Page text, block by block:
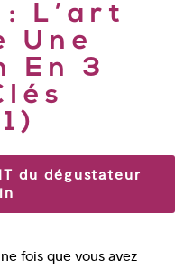
L’art
Une
En 3
du dégustateur
fois que vous avez